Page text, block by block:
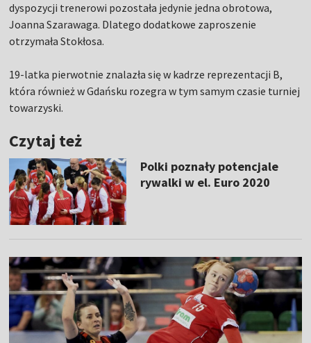
dyspozycji trenerowi pozostała jedynie jedna obrotowa,
Joanna Szarawaga. Dlatego dodatkowe zaproszenie
otrzymała Stokłosa.
19-latka pierwotnie znalazła się w kadrze reprezentacji B,
która również w Gdańsku rozegra w tym samym czasie turniej
towarzyski.
Czytaj też
Polki poznały potencjale
rywalki w el. Euro 2020